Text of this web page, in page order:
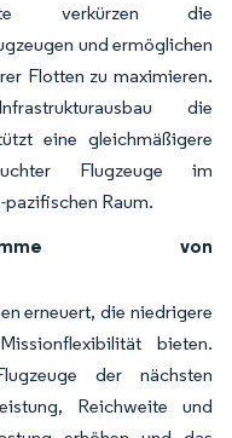
verkürzen die
und ermöglichen
Flotten zu maximieren.
die
eine gleichmäßigere
Flugzeuge im
Raum.
von
erneuert, die niedrigere
bieten.
der nächsten
Reichweite und